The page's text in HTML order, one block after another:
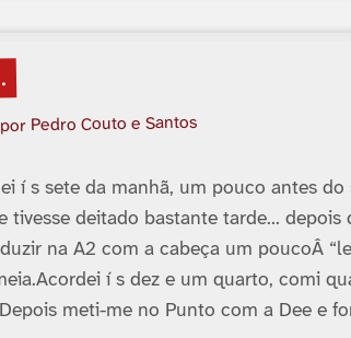
Pedro Couto e Santos
í s sete da manhã, um pouco antes
tivesse deitado bastante tarde…
na A2 com a cabeça um poucoÂ
í s dez e um quarto, comi
meti-me no Punto com a Dee e